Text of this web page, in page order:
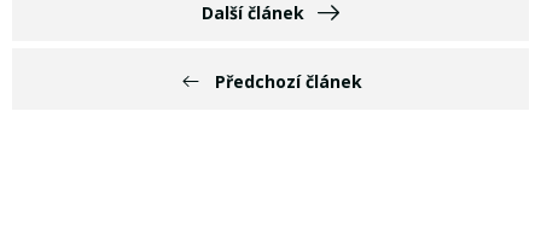
Předchozí článek
Další článek